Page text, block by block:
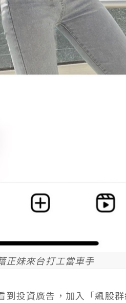
正妹來台打工當車手
到投資廣告，加入「飆股